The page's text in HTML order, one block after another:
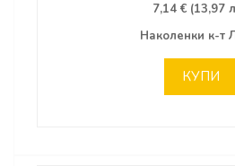
7,14 € (13,97
Наколенки к-т
КУПИ